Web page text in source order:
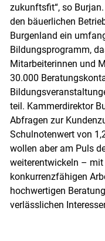
zukunftsfit“, so
den bäuerlichen
Burgenland ein
Bildungsprogramm,
Mitarbeiterinnen und
30.000
teil. Kammerdirektor
Abfragen zur
Schulnotenwert von
wollen aber am Puls
weiterentwickeln –
konkurrenzfähigen
hochwertigen
verlässlichen